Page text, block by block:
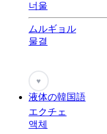
너울
ムルギョル
물결
♥
液体の韓国語
エクチェ
액체